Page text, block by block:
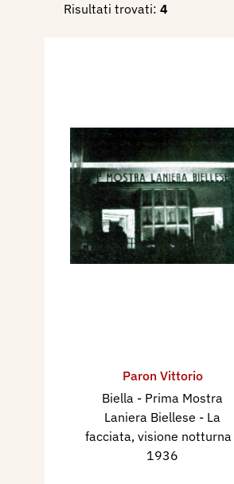
Risultati trovati: 4
Paron Vittorio
Biella - Prima Mostra
Laniera Biellese - La
facciata, visione notturna
1936